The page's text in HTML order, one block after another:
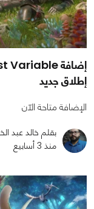
إطلاق جديد
الإضافة متاحة الآن
بقلم خالد عبد
منذ 3 أسابيع